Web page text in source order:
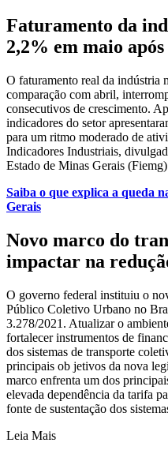
Faturamento da
2,2% em maio
O faturamento real da indústria
comparação com abril,
consecutivos de crescimento.
indicadores do setor
para um ritmo moderado de
Indicadores Industriais,
Estado de Minas Gerais
Saiba o que explica a queda
Gerais
Novo marco do
impactar na
O governo federal instituiu o
Público Coletivo Urbano no
3.278/2021. Atualizar o
fortalecer instrumentos de
dos sistemas de transporte
principais ob jetivos da nova
marco enfrenta um dos
elevada dependência da tarifa
fonte de sustentação dos
Leia Mais